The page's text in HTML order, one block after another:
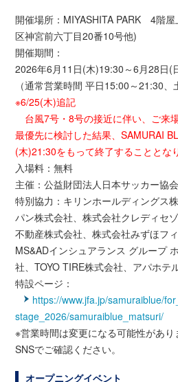
開催場所：MIYASHITA PARK 4階
区神宮前六丁目20番10号他)
開催期間：
2026年6月11日(木)19:30～6月28日(
（通常営業時間 平日15:00～21:30、
※6/25(木)追記
台風7号・8号の接近に伴い、ご来
最優先に検討した結果、SAMURAI
(木)21:30をもって終了することとな
入場料：無料
主催：公益財団法人日本サッカー協会
特別協力：キリンホールディングス
パン株式会社、株式会社クレディセ
不動産株式会社、株式会社みずほフ
MS&ADインシュアランス グループ
社、TOYO TIRE株式会社、アパホテ
特設ページ：
https://www.jfa.jp/samuraiblue/
stage_2026/samuraiblue_matsuri/
※営業時間は変更になる可能性があ
SNSでご確認ください。
オープニングイベント